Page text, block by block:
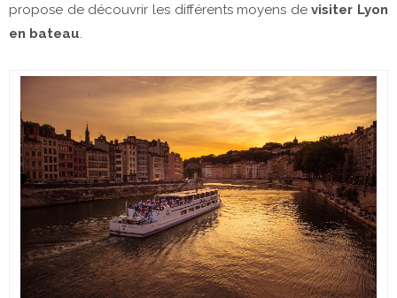
propose de découvrir les différents moyens devisiter Lyon
en bateau